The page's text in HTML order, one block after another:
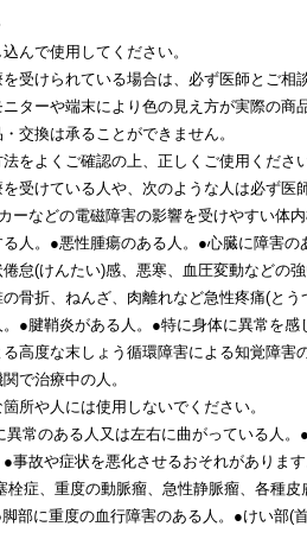
んで使用してください。
を受けられている場合は、必ず医師とご相
ニターや端末により色の見え方が実際の
交換は承ることができません。
法をよくご確認の上、正しくご使用ください
を受けている人や、次のような人は必ず医
ーなどの電磁障害の影響を受けやすい体
人。●悪性腫瘍のある人。●心臓に障害
怠(けんたい)感、悪寒、血圧変動などの
骨折、ねんざ、肉離れなど急性疼痛(と
●腱鞘炎がある人。●特に身体に異常を
る高度な末しょう循環障害による知覚障
で治療中の人。
箇所や人には使用しないでください。
異常のある人又は左右に曲がっている人
事故や症状を悪化させるおそれがありま
栓症、重度の動脈瘤、急性静脈瘤、各種
部に重度の血行障害のある人。●けい部(